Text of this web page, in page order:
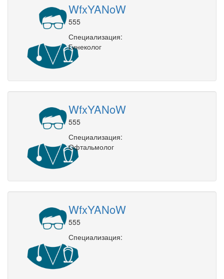
WfxYANoW
555
Специализация:
Гинеколог
WfxYANoW
555
Специализация:
Офтальмолог
WfxYANoW
555
Специализация: